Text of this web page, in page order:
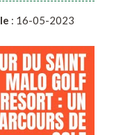
: 16-05-2023